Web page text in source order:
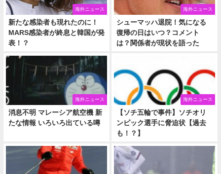
海外ニュース
新たな感染者も現れたのに！
MARS感染者が終息と韓国が発
表！？
海外ニュース
シューマッハ退院！気になる
復帰の日はいつ？コメント
は？関係者が現状を語った
海外ニュース
消息不明 マレーシア航空機 新
たな情報 いろいろ出ている噂
海外ニュース
【ソチ五輪で事件】ソチオリ
ンピック選手に脅迫状【過去
も！？】